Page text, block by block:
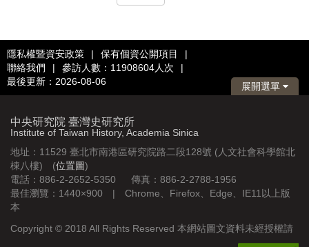
隱私權暨資安政策 | 保有個資公開項目
|
聯絡我們
| 參訪人數：11908604人次
|
最後更新：2026-08-06
展開選單
中央研究院 臺灣史研究所
Institute of Taiwan History, Academia Sinica
地址：11529 臺北市南港區研究院路二段128號 (人文社會科學館北
棟八樓) (位置圖)
電話：886-2-2652-5350 傳真：886-2-2788-1956
最佳瀏覽：1440×900 | Chrome、Firefox、Edge、IE11以上版
本
Copyright © 2018 All Rights Reserved 本網站圖文資料未經授權請